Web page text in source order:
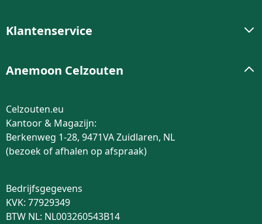
Klantenservice
Anemoon Celzouten
Celzouten.eu
Kantoor & Magazijn:
Berkenweg 1-28, 9471VA Zuidlaren, NL
(bezoek of afhalen op afspraak)
Bedrijfsgegevens
KVK: 77929349
BTW NL: NL003260543B14